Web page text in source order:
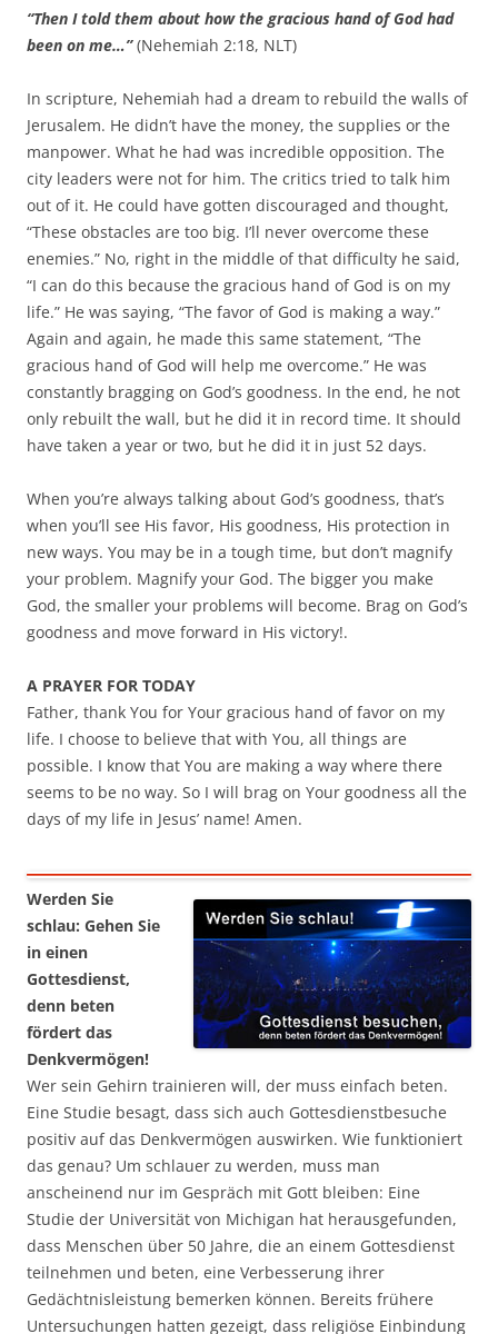
“Then I told them about how the gracious hand of God had
been on me…”(Nehemiah 2:18, NLT)
In scripture, Nehemiah had a dream to rebuild the walls of
Jerusalem. He didn’t have the money, the supplies or the
manpower. What he had was incredible opposition. The
city leaders were not for him. The critics tried to talk him
out of it. He could have gotten discouraged and thought,
“These obstacles are too big. I’ll never overcome these
enemies.” No, right in the middle of that difficulty he said,
“I can do this because the gracious hand of God is on my
life.” He was saying, “The favor of God is making a way.”
Again and again, he made this same statement, “The
gracious hand of God will help me overcome.” He was
constantly bragging on God’s goodness. In the end, he not
only rebuilt the wall, but he did it in record time. It should
have taken a year or two, but he did it in just 52 days.
When you’re always talking about God’s goodness, that’s
when you’ll see His favor, His goodness, His protection in
new ways. You may be in a tough time, but don’t magnify
your problem. Magnify your God. The bigger you make
God, the smaller your problems will become. Brag on God’s
goodness and move forward in His victory!.
A PRAYER FOR TODAY
Father, thank You for Your gracious hand of favor on my
life. I choose to believe that with You, all things are
possible. I know that You are making a way where there
seems to be no way. So I will brag on Your goodness all the
days of my life in Jesus’ name! Amen.
Werden Sie
schlau: Gehen Sie
in einen
Gottesdienst,
denn beten
fördert das
Denkvermögen!
Wer sein Gehirn trainieren will, der muss einfach beten.
Eine Studie besagt, dass sich auch Gottesdienstbesuche
positiv auf das Denkvermögen auswirken. Wie funktioniert
das genau? Um schlauer zu werden, muss man
anscheinend nur im Gespräch mit Gott bleiben: Eine
Studie der Universität von Michigan hat herausgefunden,
dass Menschen über 50 Jahre, die an einem Gottesdienst
teilnehmen und beten, eine Verbesserung ihrer
Gedächtnisleistung bemerken können. Bereits frühere
Untersuchungen hatten gezeigt, dass religiöse Einbindung